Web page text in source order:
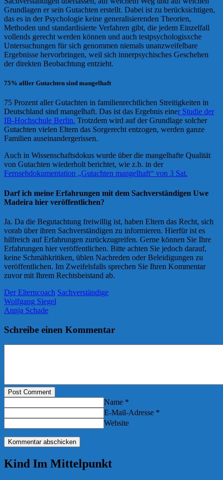
Grundlagen er sein Gutachten erstellt. Dabei ist zu berücksichtigen,
das es in der Psychologie keine generalisierenden Theorien,
Methoden und standardisierte Verfahren gibt, die jedem Einzelfall
vollends gerecht werden können und auch testpsychologisxche
Untersuchungen für sich genommen niemals unanzweifelbare
Ergebnisse hervorbringen, weil sich innerpsychisches Geschehen
der direkten Beobachtung entzieht.
75% alller Gutachten sind mangelhaft
75 Prozent aller Gutachten in familienrechtlichen Streitigkeiten in
Deutschland sind mangelhaft. Das ist das Ergebnis einer Studie der
IB-Hochschule Berlin. Trotzdem wird auf der Grundlage solcher
Gutachten vielen Eltern das Sorgerecht entzogen, werden ganze
Familien auseinandergerissen.
Auch in Wissenschaftsdokus wurde über die mangelhafte Qualität
von Gutachten wiederholt berichtet, wie z.b. in der
Fernsehdokumentation „Gutachten mangelhaft“ von 3 Sat.
Darf ich meine Erfahrungen mit dem Sachverständigen Uwe
Madeira hier veröffentlichen?
Ja. Da die Begutachtung freiwillig ist, haben Eltern das Recht, sich
vorab über ihren Sachverständigen zu informieren. Hierfür ist es
hilfreich auf Erfahrungen zurückzugreifen. Gerne können Sie Ihre
Erfahrungen hier veröffentlichen. Bitte achten Sie jedoch darauf,
keine Schmähkritiken, üblen Nachreden oder Beleidigungen zu
veröffentlichen. Im Zweifelsfalls sprechen Sie Ihren Kommentar
zuvor mit Ihrem Rechtsbeistand ab.
Der Elterncoach Sachverständige
Wolfgang Siegel
Annja Schade
Schreibe einen Kommentar
Post Comment
Name *
E-Mail-Adresse *
Website
Kind Im Mittelpunkt